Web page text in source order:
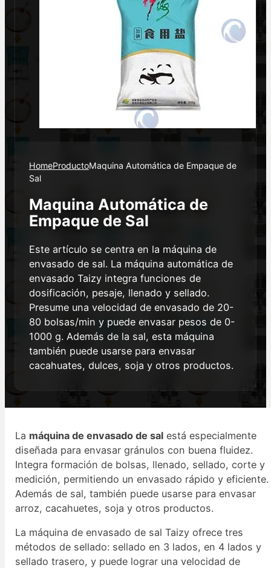
HomeProductoMaquina Automática de Empaque de
Sal
Maquina Automática de
Empaque de Sal
Este artículo se centra en la máquina de
envasado de sal. La máquina automática de
envasado Taizy integra funciones de
dosificación, pesaje, llenado y sellado.
Presume una velocidad de envasado de 20-
80 bolsas/min y puede envasar pesos de 0-
1000 g. Además de la sal, esta máquina
también puede usarse para envasar
cacahuates, dulces, soja y otros productos.
La máquina de envasado de sal está especialmente
diseñada para envasar gránulos con buena fluidez.
Integra formación de bolsas, llenado, sellado, corte y
medición, permitiendo un envasado rápido y eficiente.
Además de sal, también puede usarse para envasar
arroz, cacahuetes, soja y otros productos.
La máquina de envasado de sal Taizy ofrece tres
métodos de sellado: sellado en 3 lados, en 4 lados y
sellado trasero, y puede lograr una velocidad de